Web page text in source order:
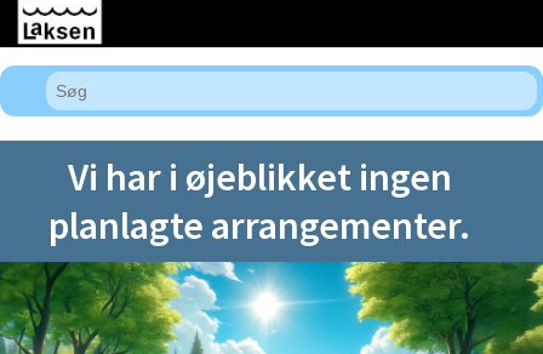
Vi har i øjeblikket ingen
planlagte arrangementer.